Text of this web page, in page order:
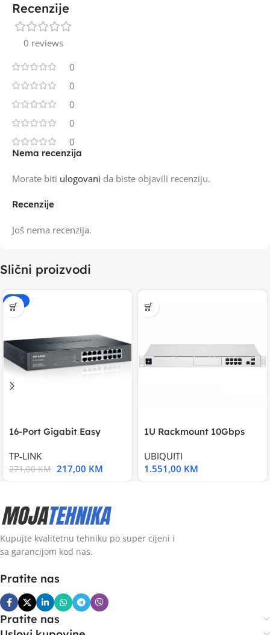
Recenzije
0 reviews
0
0
0
0
0
Recenzije
Još nema recenzija.
Nema recenzija
Morate biti ulogovani da biste objavili recenziju.
Slični proizvodi
-20%
16-Port Gigabit Easy
TP-LINK
271,00KM 217,00 KM
1U Rackmount 10Gbps
UBIQUITI
1.551,00 KM
Kupujte kvalitetnu tehniku po super cijeni i
sa garancijom kod nas.
Pratite nas
Pratite nas